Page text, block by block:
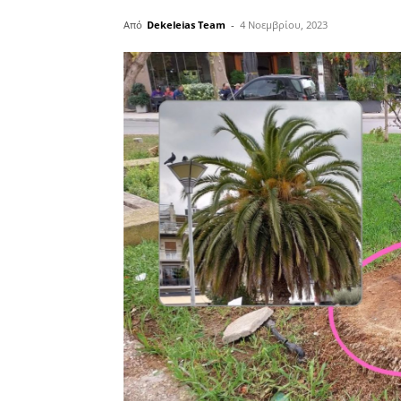
Από Dekeleias Team - 4 Νοεμβρίου, 2023